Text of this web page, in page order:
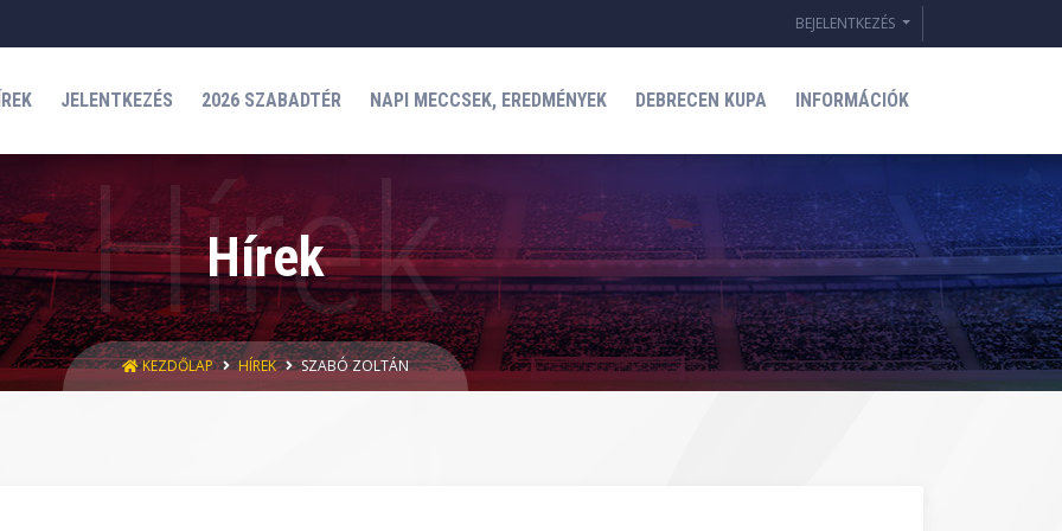
BEJELENTKEZÉS
JELENTKEZÉS 2026 SZABADTÉR NAPI MECCSEK, EREDMÉNYEK DEBRECEN KUPA INFORMÁCIÓK
Hírek
KEZDŐLAP HÍREK SZABÓ ZOLTÁN